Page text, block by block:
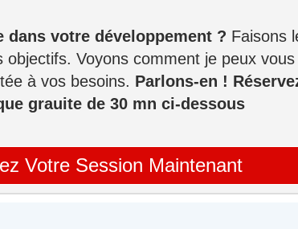
votre développement ? Faisons
Voyons comment je peux
à vos besoins. Parlons-en !
grauite de 30 mn ci-dessous
Votre Session Maintenant